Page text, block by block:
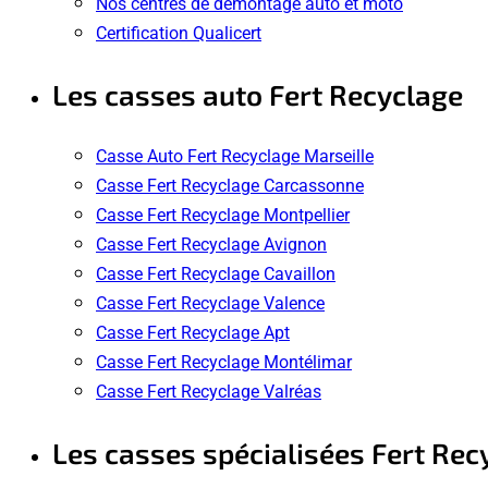
Certification Qualicert
Les casses auto Fert Recyclage
Casse Auto Fert Recyclage Marseille
Casse Fert Recyclage Carcassonne
Casse Fert Recyclage Montpellier
Casse Fert Recyclage Avignon
Casse Fert Recyclage Cavaillon
Casse Fert Recyclage Valence
Casse Fert Recyclage Apt
Casse Fert Recyclage Montélimar
Casse Fert Recyclage Valréas
Les casses spécialisées Fert